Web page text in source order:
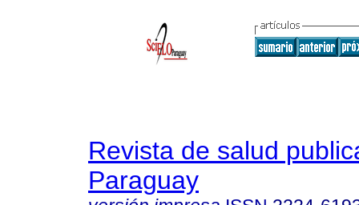
Revista de salud
Paraguay